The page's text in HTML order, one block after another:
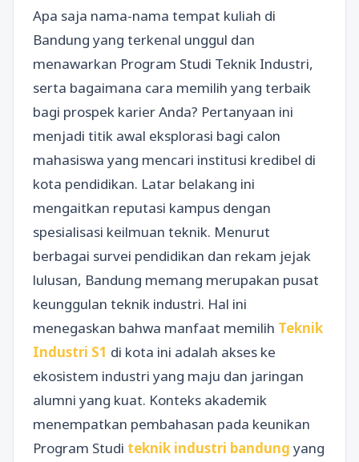
Apa saja nama-nama tempat kuliah di
Bandung yang terkenal unggul dan
menawarkan Program Studi Teknik Industri,
serta bagaimana cara memilih yang terbaik
bagi prospek karier Anda? Pertanyaan ini
menjadi titik awal eksplorasi bagi calon
mahasiswa yang mencari institusi kredibel di
kota pendidikan. Latar belakang ini
mengaitkan reputasi kampus dengan
spesialisasi keilmuan teknik. Menurut
berbagai survei pendidikan dan rekam jejak
lulusan, Bandung memang merupakan pusat
keunggulan teknik industri. Hal ini
menegaskan bahwa manfaat memilih Teknik
Industri S1 di kota ini adalah akses ke
ekosistem industri yang maju dan jaringan
alumni yang kuat. Konteks akademik
menempatkan pembahasan pada keunikan
Program Studi teknik industri bandung yang